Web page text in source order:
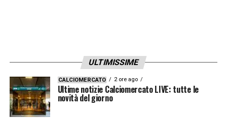
ULTIMISSIME
CALCIOMERCATO 2 ore ago
Ultime notizie Calciomercato LIVE: tutte le
novità del giorno